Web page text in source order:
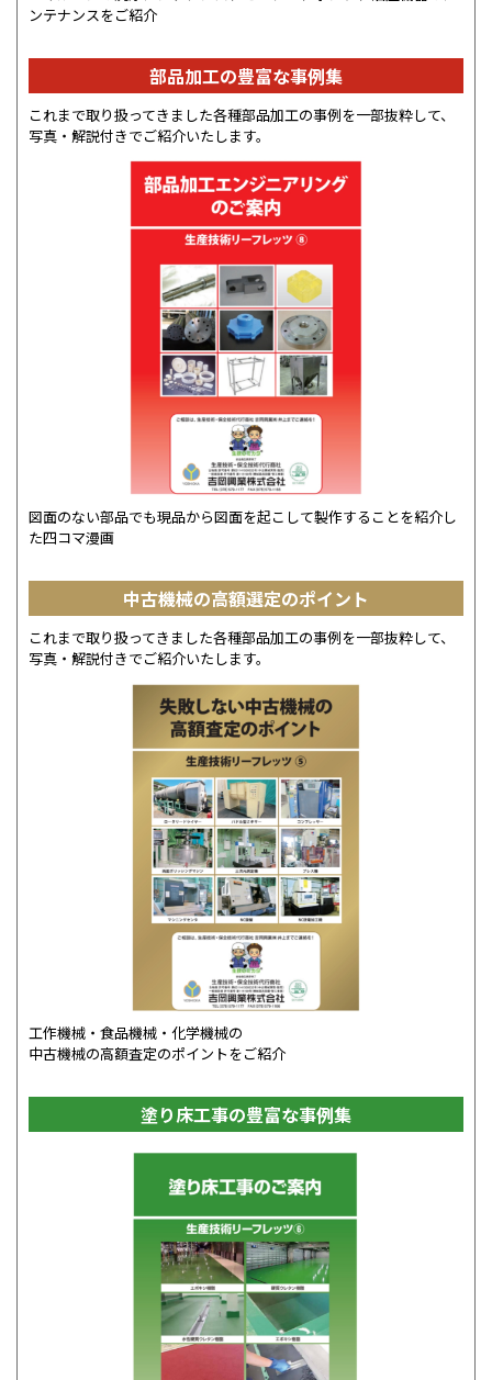
ンテナンスをご紹介
部品加工の豊富な事例集
これまで取り扱ってきました各種部品加工の事例を一部抜粋して、
写真・解説付きでご紹介いたします。
図面のない部品でも現品から図面を起こして製作することを紹介し
た四コマ漫画
中古機械の高額選定のポイント
これまで取り扱ってきました各種部品加工の事例を一部抜粋して、
写真・解説付きでご紹介いたします。
工作機械・食品機械・化学機械の
中古機械の高額査定のポイントをご紹介
塗り床工事の豊富な事例集